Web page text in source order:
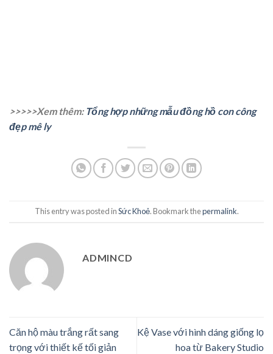
>>>>>Xem thêm: Tổng hợp những mẫu đồng hồ con công
đẹp mê ly
This entry was posted inSức Khoẻ. Bookmark thepermalink.
ADMINCD
Căn hộ màu trắng rất sang
trọng với thiết kế tối giản
Kệ Vase với hình dáng giống lọ
hoa từ Bakery Studio